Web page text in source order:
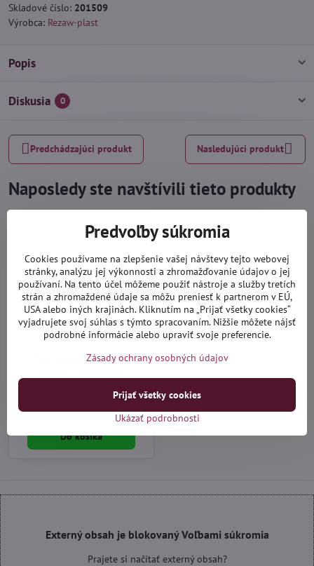
Skladové číslo: 201509
Výrobca: Rezaw-plast
Popis
Diskusia 0
Predchádzajúci produkt Nasledujúci produkt
Naposledy ste navštívili tieto produkty
Fiat Doblo 2006-2010
vaničkové Rezaw
Nie je skladom (na dotaz)
25,90 €
Do košíka
Externý obsah je blokovaný Voľbami súkromia
Prajete si načítať externý obsah?
Predvoľby súkromia
Cookies používame na zlepšenie vašej návštevy tejto webovej
stránky, analýzu jej výkonnosti a zhromažďovanie údajov o jej
používaní. Na tento účel môžeme použiť nástroje a služby tretích
strán a zhromaždené údaje sa môžu preniesť k partnerom v EÚ,
USA alebo iných krajinách. Kliknutím na „Prijať všetky cookies“
vyjadrujete svoj súhlas s týmto spracovaním. Nižšie môžete nájsť
podrobné informácie alebo upraviť svoje preferencie.
Zásady ochrany osobných údajov
Ukázať podrobnosti
Prijať všetky cookies